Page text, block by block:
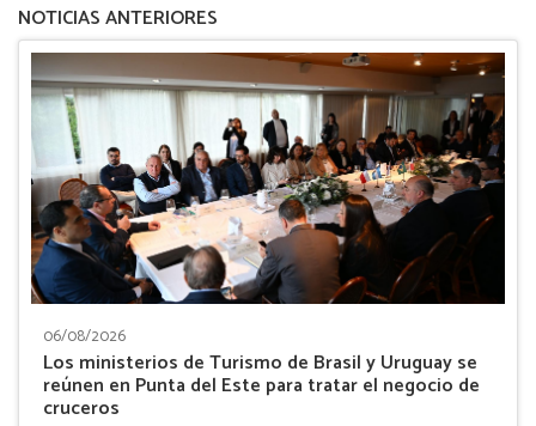
NOTICIAS ANTERIORES
06/08/2026
Los ministerios de Turismo de Brasil y Uruguay se
reúnen en Punta del Este para tratar el negocio de
cruceros